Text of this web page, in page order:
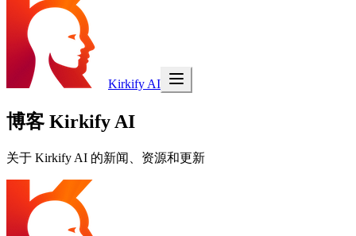
Kirkify AI
博客 Kirkify AI
关于 Kirkify AI 的新闻、资源和更新